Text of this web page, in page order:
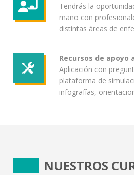
Tendrás la
mano con
distintas áreas de
Recursos de apoyo
Aplicación con
plataforma de
infografías,
NUESTROS